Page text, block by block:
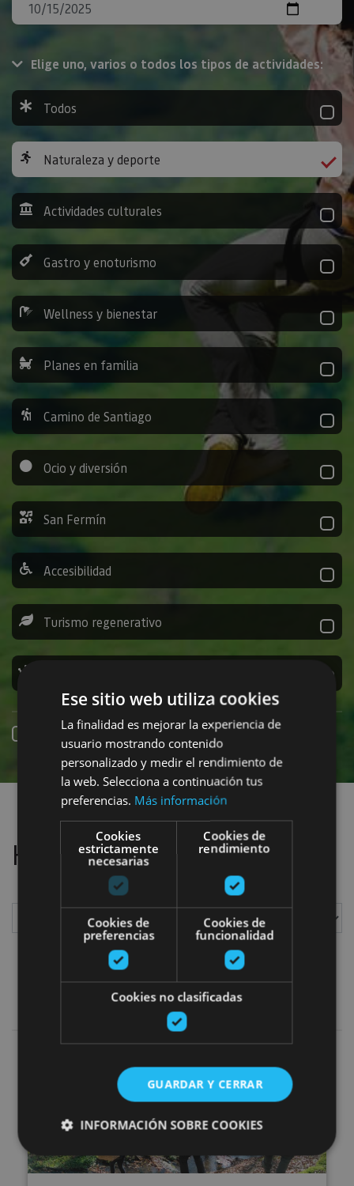
Elige uno, varios o todos los tipos de actividades:
Todos
Naturaleza y deporte
Actividades culturales
Gastro y enoturismo
Wellness y bienestar
Planes en familia
Camino de Santiago
Ocio y diversión
San Fermín
Accesibilidad
Turismo regenerativo
Reserva online
Encuentra planes
Hemos localizado1planes
Naturaleza y deporte Añadir filtros
Recolección de setas en
Ese sitio web utiliza cookies
La finalidad es mejorar la experiencia de
usuario mostrando contenido
personalizado y medir el rendimiento de
la web. Selecciona a continuación tus
preferencias. Más información
Cookies
estrictamente
necesarias
Cookies de
rendimiento
Cookies de
preferencias
Cookies de
funcionalidad
Cookies no clasificadas
GUARDAR Y CERRAR
INFORMACIÓN SOBRE COOKIES